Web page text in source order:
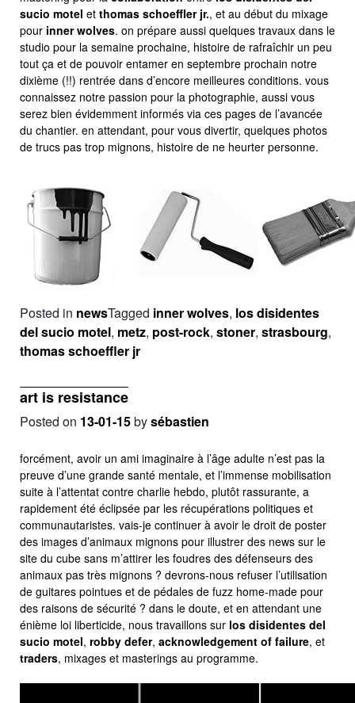
sucio motel et thomas schoeffler jr., et au début du mixage
pour inner wolves. on prépare aussi quelques travaux dans le
studio pour la semaine prochaine, histoire de rafraîchir un peu
tout ça et de pouvoir entamer en septembre prochain notre
dixième (!!) rentrée dans d’encore meilleures conditions. vous
connaissez notre passion pour la photographie, aussi vous
serez bien évidemment informés via ces pages de l’avancée
du chantier. en attendant, pour vous divertir, quelques photos
de trucs pas trop mignons, histoire de ne heurter personne.
Posted in newsTagged inner wolves, los disidentes
del sucio motel, metz, post-rock, stoner, strasbourg,
thomas schoeffler jr
art is resistance
Posted on 13-01-15bysébastien
forcément, avoir un ami imaginaire à l’âge adulte n’est pas la
preuve d’une grande santé mentale, et l’immense mobilisation
suite à l’attentat contre charlie hebdo, plutôt rassurante, a
rapidement été éclipsée par les récupérations politiques et
communautaristes. vais-je continuer à avoir le droit de poster
des images d’animaux mignons pour illustrer des news sur le
site du cube sans m’attirer les foudres des défenseurs des
animaux pas très mignons ? devrons-nous refuser l’utilisation
de guitares pointues et de pédales de fuzz home-made pour
des raisons de sécurité ? dans le doute, et en attendant une
énième loi liberticide, nous travaillons sur los disidentes del
sucio motel, robby defer, acknowledgement of failure, et
traders, mixages et masterings au programme.